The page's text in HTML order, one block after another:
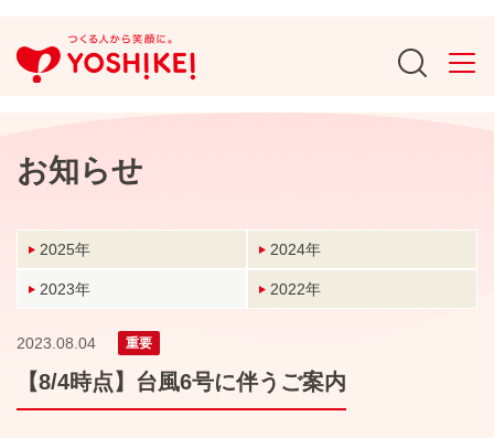
お知らせ
2025年 2024年
2023年 2022年
2023.08.04 重要
【8/4時点】台風6号に伴うご案内